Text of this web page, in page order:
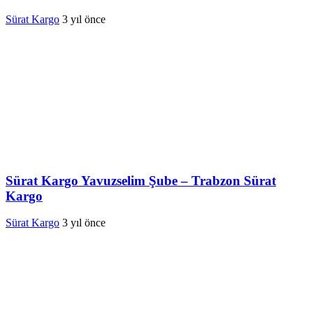
Sürat Kargo 3 yıl önce
Sürat Kargo Yavuzselim Şube – Trabzon Sürat
Kargo
Sürat Kargo 3 yıl önce